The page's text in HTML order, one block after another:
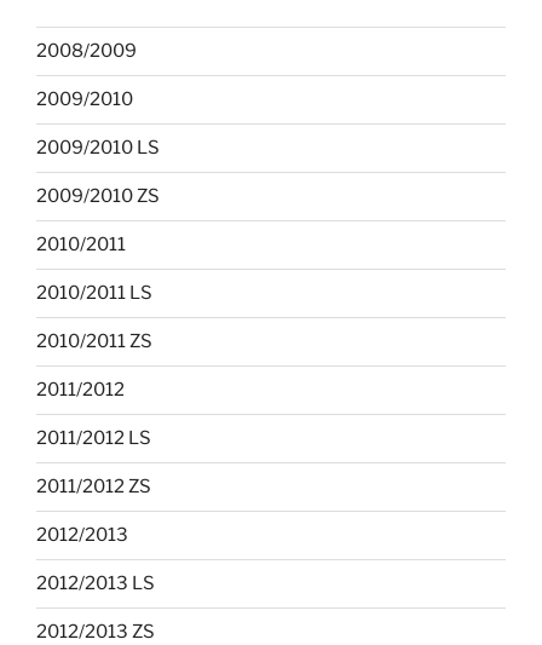
2008/2009
2009/2010
2009/2010 LS
2009/2010 ZS
2010/2011
2010/2011 LS
2010/2011 ZS
2011/2012
2011/2012 LS
2011/2012 ZS
2012/2013
2012/2013 LS
2012/2013 ZS